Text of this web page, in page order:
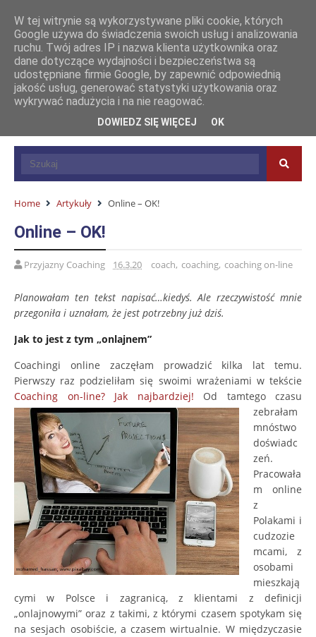
Home Artykuły Online – OK!
Online – OK!
Przyjazny Coaching 16.3.20 coach, coaching, coaching on-line
Planowałam ten tekst napisać…kiedyś. Ale rzeczywistość mnie
przegoniła i uznałam, że jest potrzebny już dziś.
Jak to jest z tym „onlajnem”
Coachingi online zaczęłam prowadzić kilka lat temu.
Pierwszy raz podzieliłam się swoimi wrażeniami w tekście
Coaching on-line? Jak najbardziej! Od tamtego czasu
zebrałam
mnóstwo
doświadc
zeń.
Pracowała
m online
z
Polakami i
cudzozie
mcami, z
osobami
mieszkają
cymi w Polsce i zagranicą, z klientami z definicji
„onlajnowymi” oraz z takimi, z którymi czasem spotykam się
na sesjach osobiście, a czasem wirtualnie. W międzyczasie
W tej witrynie są wykorzystywane pliki cookie, których
Google używa do świadczenia swoich usług i analizowania
ruchu. Twój adres IP i nazwa klienta użytkownika oraz
dane dotyczące wydajności i bezpieczeństwa są
udostępniane firmie Google, by zapewnić odpowiednią
jakość usług, generować statystyki użytkowania oraz
wykrywać nadużycia i na nie reagować.
DOWIEDZ SIĘ WIĘCEJ OK